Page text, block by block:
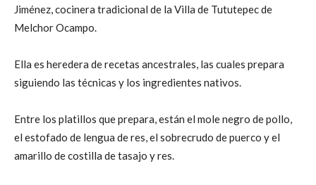
Jiménez, cocinera tradicional de la Villa de Tututepec de
Melchor Ocampo.
Ella es heredera de recetas ancestrales, las cuales prepara
siguiendo las técnicas y los ingredientes nativos.
Entre los platillos que prepara, están el mole negro de pollo,
el estofado de lengua de res, el sobrecrudo de puerco y el
amarillo de costilla de tasajo y res.